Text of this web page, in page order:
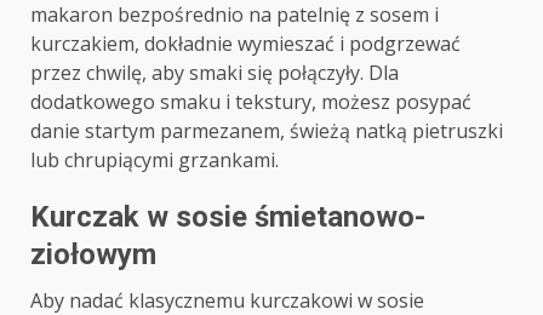
makaron bezpośrednio na patelnię z sosem i
kurczakiem, dokładnie wymieszać i podgrzewać
przez chwilę, aby smaki się połączyły. Dla
dodatkowego smaku i tekstury, możesz posypać
danie startym parmezanem, świeżą natką pietruszki
lub chrupiącymi grzankami.
Kurczak w sosie śmietanowo-
ziołowym
Aby nadać klasycznemu kurczakowi w sosie